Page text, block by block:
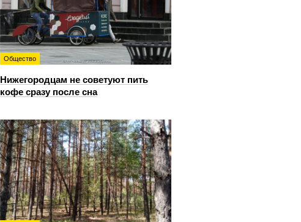
Общество
Нижегородцам не советуют пить
кофе сразу после сна